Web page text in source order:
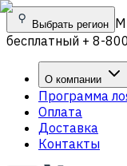
Выбрать регион
бесплатный + 8-
О компании
Программа
Оплата
Доставка
Контакты